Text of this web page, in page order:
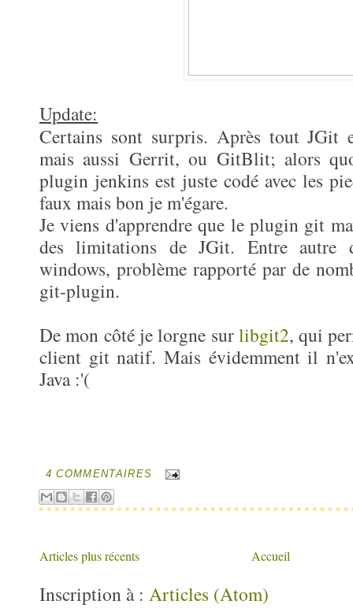
Update:
Certains sont surpris. Après tout JGit
mais aussi Gerrit, ou GitBlit; alors
plugin jenkins est juste codé avec les
faux mais bon je m'égare.
Je viens d'apprendre que le plugin git
des limitations de JGit. Entre autre
windows, problème rapporté par de
git-plugin.
De mon côté je lorgne surlibgit2, qui
client git natif. Mais évidemment il
Java :'(
4 COMMENTAIRES
Articles plus récents Accueil
Inscription à : Articles (Atom)